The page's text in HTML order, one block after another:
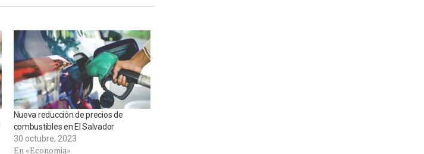
Nueva reducción de precios de
combustibles en El Salvador
30 octubre, 2023
En «Economia»